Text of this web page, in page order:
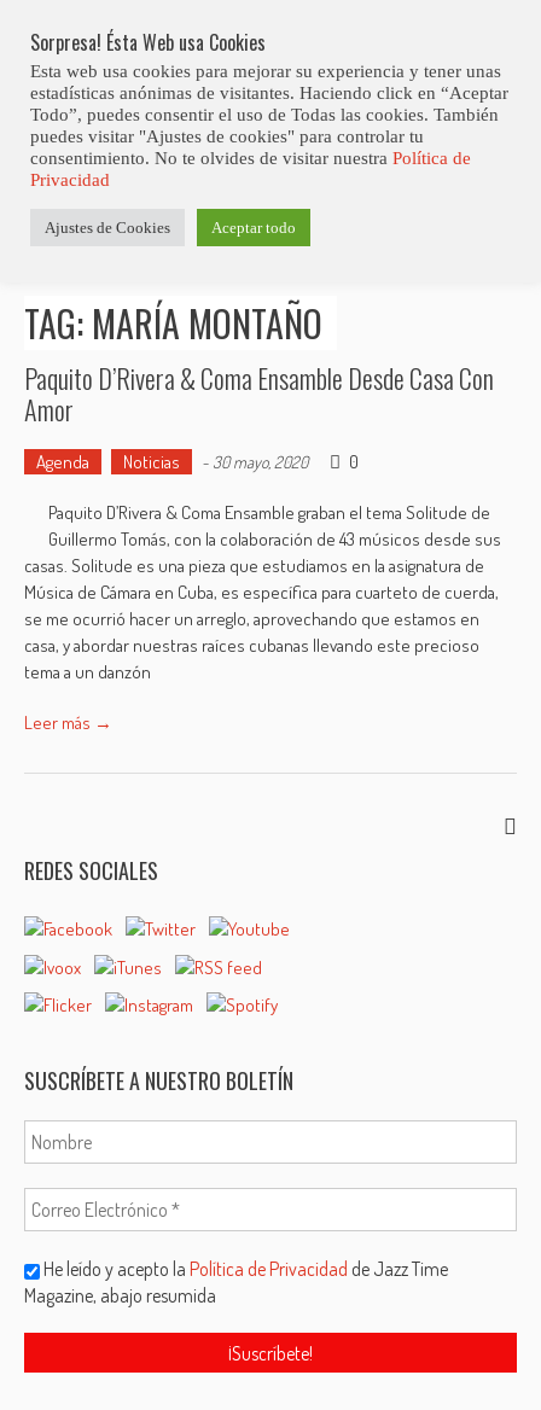
content
Club Contest.
Posts tagged "María Montaño"
TAG: MARÍA MONTAÑO
Paquito D’Rivera & Coma Ensamble Desde Casa Con
Amor
Agenda Noticias - 30 mayo, 2020 0
Paquito D’Rivera & Coma Ensamble graban el tema Solitude de
Guillermo Tomás, con la colaboración de 43 músicos desde sus
casas. Solitude es una pieza que estudiamos en la asignatura de
Música de Cámara en Cuba, es específica para cuarteto de cuerda,
se me ocurrió hacer un arreglo, aprovechando que estamos en
casa, y abordar nuestras raíces cubanas llevando este precioso
tema a un danzón
Leer más →
REDES SOCIALES
SUSCRÍBETE A NUESTRO BOLETÍN
He leído y acepto laPolítica de Privacidad de Jazz Time
Magazine, abajo resumida
Sorpresa! Ésta Web usa Cookies
Esta web usa cookies para mejorar su experiencia y tener unas
estadísticas anónimas de visitantes. Haciendo click en “Aceptar
Todo”, puedes consentir el uso de Todas las cookies. También
puedes visitar "Ajustes de cookies" para controlar tu
consentimiento. No te olvides de visitar nuestra Política de
Privacidad
Ajustes de Cookies Aceptar todo